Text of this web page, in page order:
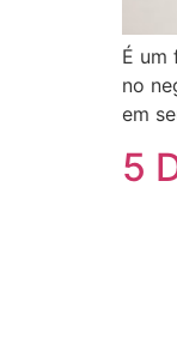
É um
no
em
5